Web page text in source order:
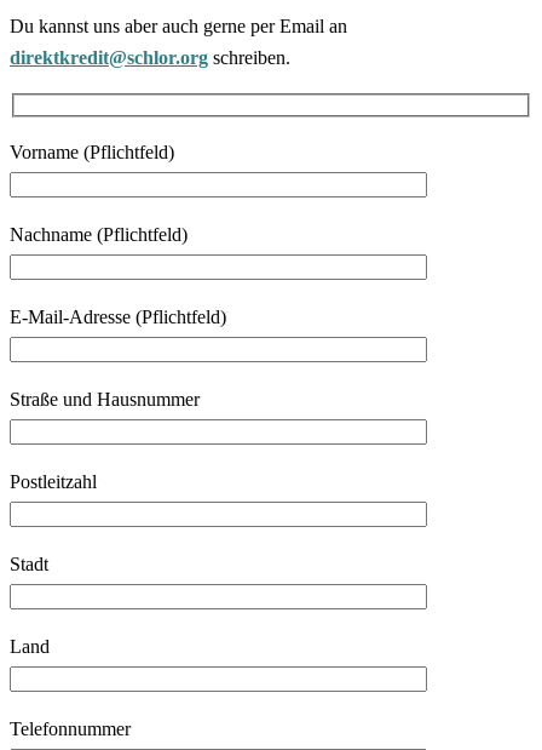
Du kannst uns aber auch gerne per Email an
direktkredit@schlor.org schreiben.
Vorname (Pflichtfeld)
Nachname (Pflichtfeld)
E-Mail-Adresse (Pflichtfeld)
Straße und Hausnummer
Postleitzahl
Stadt
Land
Telefonnummer